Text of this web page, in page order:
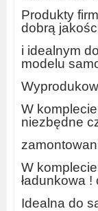
Produkty
dobrą
i idealnym
modelu
W
niezbędne
W
ładunkowa
Idealna do